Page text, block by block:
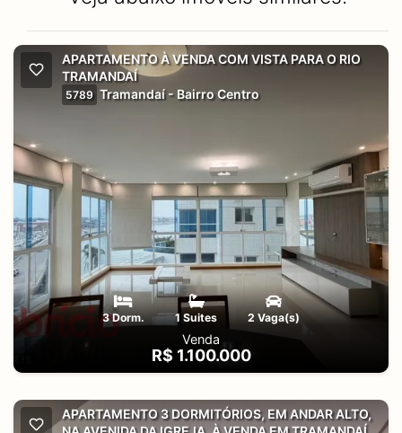
APARTAMENTO À VENDA COM VISTA PARA O RIO
TRAMANDAÍ
5789 Tramandaí - Bairro Centro
3 Dorm. 1 Suites 2 Vaga(s)
Venda
R$ 1.100.000
APARTAMENTO 3 DORMITÓRIOS, EM ANDAR ALTO,